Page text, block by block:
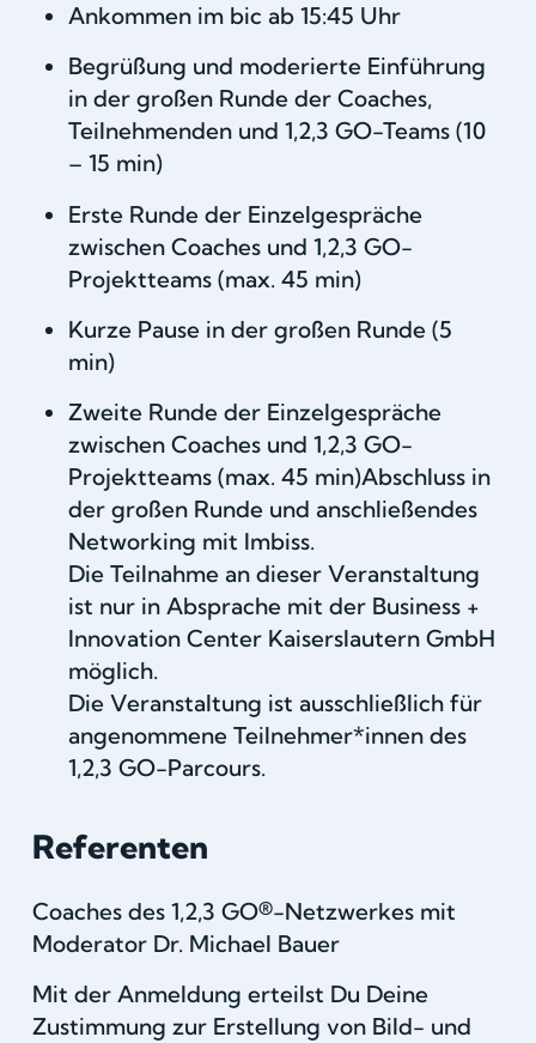
Ankommen im bic ab 15:45 Uhr
Begrüßung und moderierte Einführung
in der großen Runde der Coaches,
Teilnehmenden und 1,2,3 GO-Teams (10
– 15 min)
Erste Runde der Einzelgespräche
zwischen Coaches und 1,2,3 GO-
Projektteams (max. 45 min)
Kurze Pause in der großen Runde (5
min)
Zweite Runde der Einzelgespräche
zwischen Coaches und 1,2,3 GO-
Projektteams (max. 45 min)Abschluss in
der großen Runde und anschließendes
Networking mit Imbiss.
Die Teilnahme an dieser Veranstaltung
ist nur in Absprache mit der Business +
Innovation Center Kaiserslautern GmbH
möglich.
Die Veranstaltung ist ausschließlich für
angenommene Teilnehmer*innen des
1,2,3 GO-Parcours.
Referenten
Coaches des 1,2,3 GO®-Netzwerkes mit
Moderator Dr. Michael Bauer
Mit der Anmeldung erteilst Du Deine
Zustimmung zur Erstellung von Bild- und